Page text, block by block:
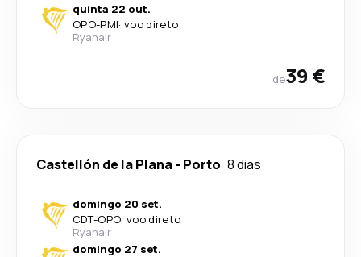
quinta 22 out.
OPO-PMI· voo direto
Ryanair
de39 €
Castellón de la Plana- Porto 8 dias
domingo 20 set.
CDT-OPO· voo direto
Ryanair
domingo 27 set.